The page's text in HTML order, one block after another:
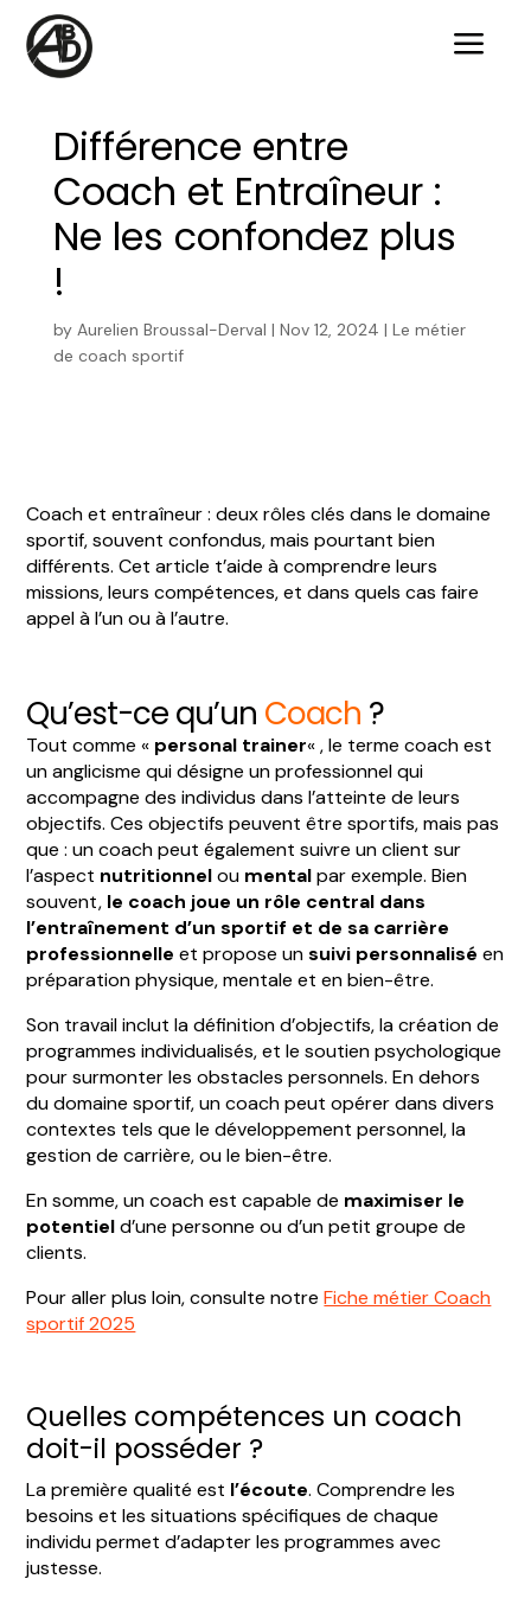
a
Différence entre
Coach et Entraîneur :
Ne les confondez plus
!
by Aurelien Broussal-Derval | Nov 12, 2024 | Le métier
de coach sportif
Coach et entraîneur : deux rôles clés dans le domaine
sportif, souvent confondus, mais pourtant bien
différents. Cet article t’aide à comprendre leurs
missions, leurs compétences, et dans quels cas faire
appel à l’un ou à l’autre.
Qu’est-ce qu’un Coach ?
Tout comme « personal trainer« , le terme coach est
un anglicisme qui désigne un professionnel qui
accompagne des individus dans l’atteinte de leurs
objectifs. Ces objectifs peuvent être sportifs, mais pas
que : un coach peut également suivre un client sur
l’aspect nutritionnelou mentalpar exemple. Bien
souvent, le coach joue un rôle central dans
l’entraînement d’un sportif et de sa carrière
professionnelleet propose unsuivi personnalisé en
préparation physique, mentale et en bien-être.
Son travail inclut la définition d’objectifs, la création de
programmes individualisés, et le soutien psychologique
pour surmonter les obstacles personnels. En dehors
du domaine sportif, un coach peut opérer dans divers
contextes tels que le développement personnel, la
gestion de carrière, ou le bien-être.
En somme, un coach est capable de maximiser le
potentield’une personne ou d’un petit groupe de
clients.
Pour aller plus loin, consulte notreFiche métier Coach
sportif 2025
Quelles compétences un coach
doit-il posséder ?
La première qualité est l’écoute. Comprendre les
besoins et les situations spécifiques de chaque
individu permet d’adapter les programmes avec
justesse.